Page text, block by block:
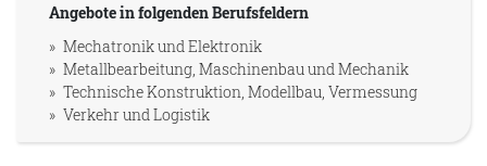
Angebote in folgenden Berufsfeldern
Mechatronik und Elektronik
Metallbearbeitung, Maschinenbau und Mechanik
Technische Konstruktion, Modellbau, Vermessung
Verkehr und Logistik